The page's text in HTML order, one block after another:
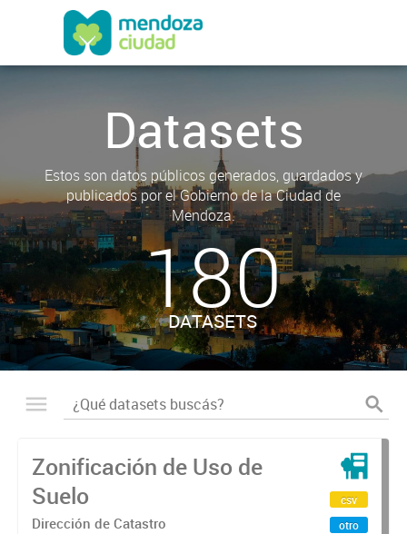
Datasets
Estos son datos públicos generados, guardados y
publicados por el Gobierno de la Ciudad de
Mendoza.
180
DATASETS
Zonificación de Uso de
Suelo
Dirección de Catastro
csv
otro